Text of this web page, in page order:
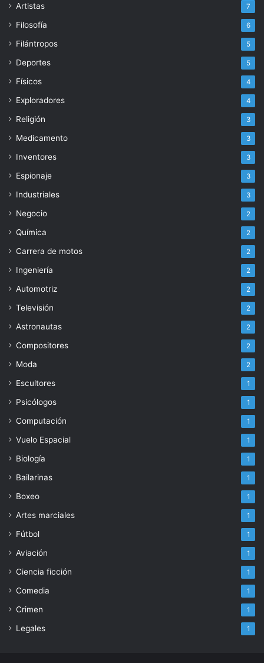
Artistas 7
Filosofía 6
Filántropos 5
Deportes 5
Físicos 4
Exploradores 4
Religión 3
Medicamento 3
Inventores 3
Espionaje 3
Industriales 3
Negocio 2
Química 2
Carrera de motos 2
Ingeniería 2
Automotriz 2
Televisión 2
Astronautas 2
Compositores 2
Moda 2
Escultores 1
Psicólogos 1
Computación 1
Vuelo Espacial 1
Biología 1
Bailarinas 1
Boxeo 1
Artes marciales 1
Fútbol 1
Aviación 1
Ciencia ficción 1
Comedia 1
Crimen 1
Legales 1